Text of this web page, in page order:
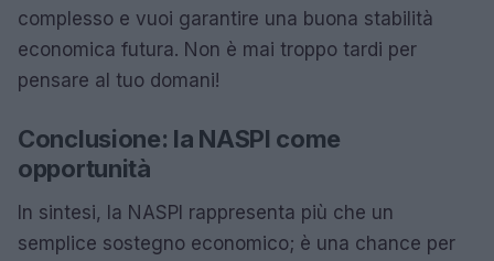
complesso e vuoi garantire una buona stabilità
economica futura. Non è mai troppo tardi per
pensare al tuo domani!
Conclusione: la NASPI come
opportunità
In sintesi, la NASPI rappresenta più che un
semplice sostegno economico; è una chance per